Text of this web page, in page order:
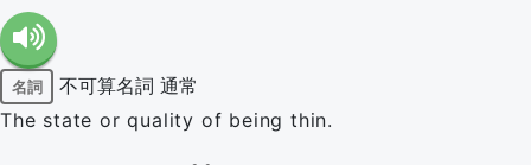
名詞 不可算名詞 通常
The state or quality of being thin.